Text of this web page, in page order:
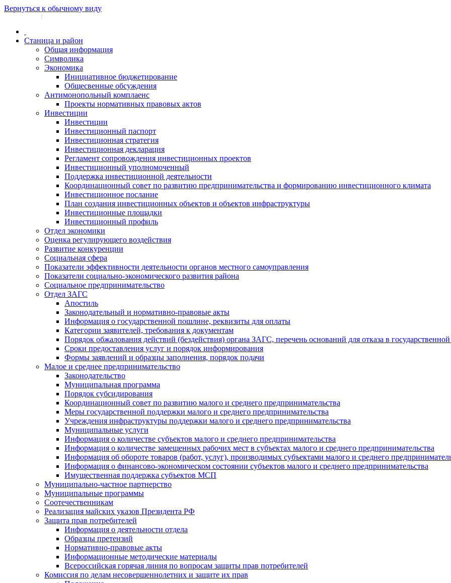
Вернуться к обычному виду
|
Станица и район
Общая информация
Символика
Экономика
Инициативное бюджетирование
Общесвенные обсуждения
Антимонопольный комплаенс
Проекты нормативных правовых актов
Инвестиции
Инвестиции
Инвестиционный паспорт
Инвестиционная стратегия
Инвестиционная декларация
Регламент сопровождения инвестиционных проектов
Инвестиционный уполномоченный
Поддержка инвестиционной деятельности
Координационный совет по развитию предпринимательства и формированию инвестиционного климата
Инвестиционное послание
План создания инвестиционных объектов и объектов инфраструктуры
Инвестиционные площадки
Инвестиционный профиль
Отдел экономики
Оценка регулирующего воздействия
Развитие конкуренции
Социальная сфера
Показатели эффективности деятельности органов местного самоуправления
Показатели социально-экономического развития района
Социальное предпринимательство
Отдел ЗАГС
Апостиль
Законодательный и нормативно-правовые акты
Информация о государственной пошлине, реквизиты для оплаты
Категории заявителей, требования к документам
Порядок обжалования действий (бездействия) органа ЗАГС, перечень оснований для отказа в
Сроки предоставления услуг и порядок информирования
Формы заявлений и образцы заполнения, порядок подачи
Малое и среднее предпринимательство
Законодательство
Муниципальная программа
Порядок субсидирования
Координационный совет по развитию малого и среднего предпринимательства
Меры государственной поддержки малого и среднего предпринимательства
Учреждения инфраструктуры поддержки малого и среднего предпринимательства
Муниципальные услуги
Информация о количестве субъектов малого и среднего предпринимательства
Информация о количестве замещенных рабочих мест в субъектах малого и среднего предпринимательства
Информация об обороте товаров (работ, услуг), производимых субъектами малого и среднего
Информация о финансово-экономическом состоянии субъектов малого и среднего предпринимательства
Имущественная поддержка субъектов МСП
Муниципально-частное партнерство
Муниципальные программы
Соотечественникам
Реализация майских указов Президента РФ
Защита прав потребителей
Информация о деятельности отдела
Образцы претензий
Нормативно-правовые акты
Информационные методические материалы
Всероссийская горячая линия по вопросам защиты прав потребителей
Комиссия по делам несовершеннолетних и защите их прав